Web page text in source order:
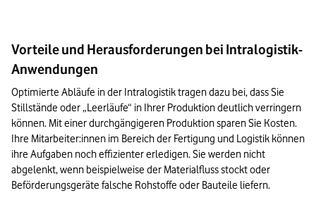
Vorteile und Herausforderungen bei Intralogistik-
Anwendungen
Optimierte Abläufe in der Intralogistik tragen dazu bei, dass Sie
Stillstände oder „Leerläufe“ in Ihrer Produktion deutlich verringern
können. Mit einer durchgängigeren Produktion sparen Sie Kosten.
Ihre Mitarbeiter:innen im Bereich der Fertigung und Logistik können
ihre Aufgaben noch effizienter erledigen. Sie werden nicht
abgelenkt, wenn beispielweise der Materialfluss stockt oder
Beförderungsgeräte falsche Rohstoffe oder Bauteile liefern.